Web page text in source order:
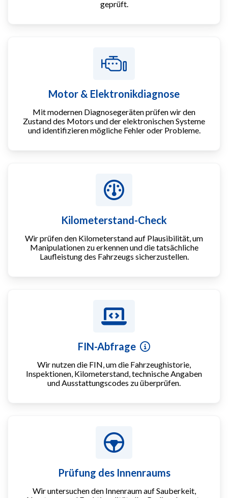
geprüft.
Motor & Elektronikdiagnose
Mit modernen Diagnosegeräten prüfen wir den
Zustand des Motors und der elektronischen Systeme
und identifizieren mögliche Fehler oder Probleme.
Kilometerstand-Check
Wir prüfen den Kilometerstand auf Plausibilität, um
Manipulationen zu erkennen und die tatsächliche
Laufleistung des Fahrzeugs sicherzustellen.
FIN-Abfrage
Wir nutzen die FIN, um die Fahrzeughistorie,
Inspektionen, Kilometerstand, technische Angaben
und Ausstattungscodes zu überprüfen.
Prüfung des Innenraums
Wir untersuchen den Innenraum auf Sauberkeit,